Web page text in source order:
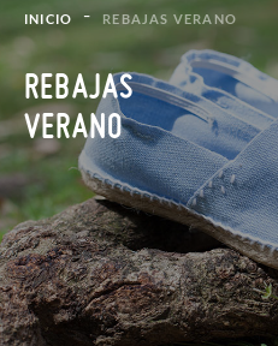
INICIO REBAJAS VERANO
REBAJAS
VERANO